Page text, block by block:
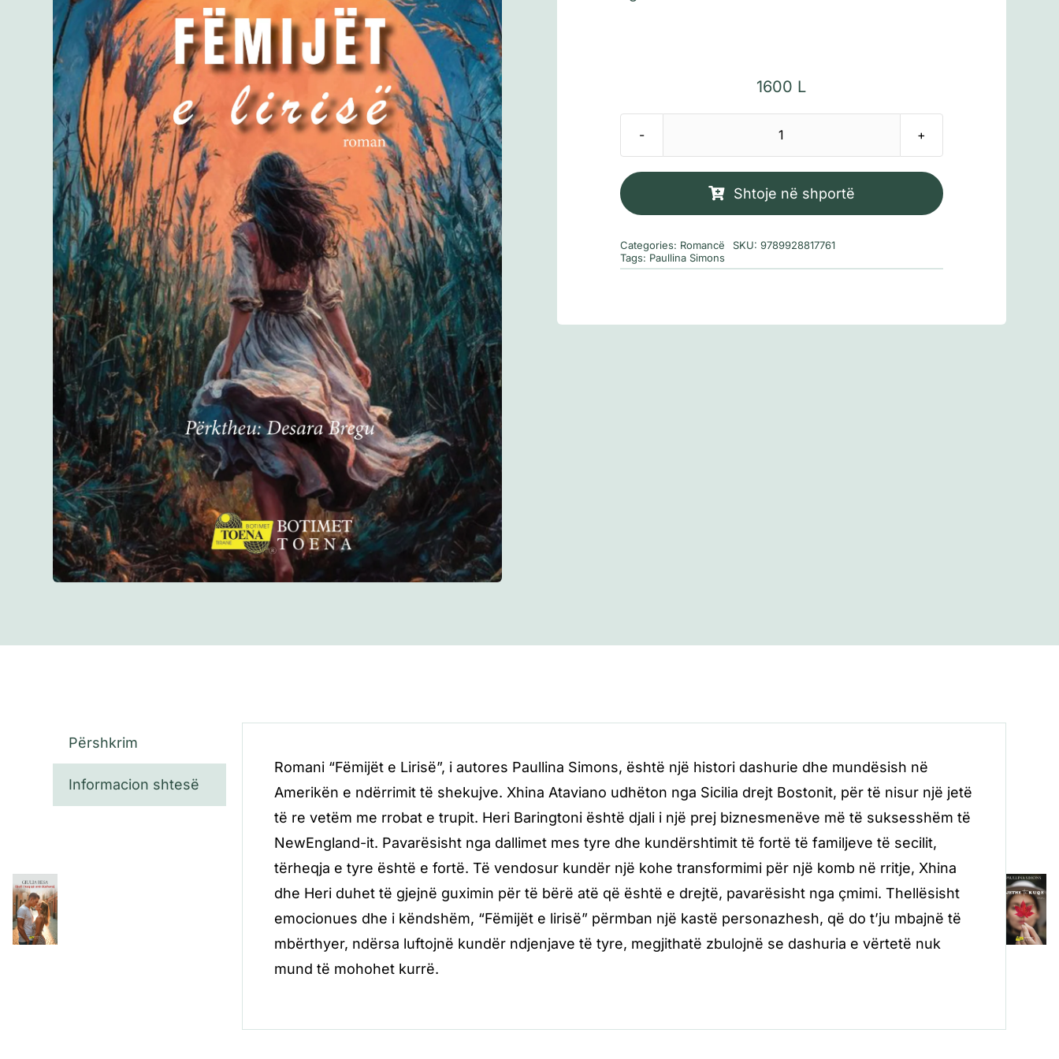
1600 L
Sasi
e
Shtoje në shportë
Categories: Romancë SKU: 9789928817761
Tags: Paullina Simons
Përshkrim
Informacion shtesë
Romani “Fëmijët e Lirisë”, i autores Paullina Simons, është një histori dashurie dhe mundësish në
Amerikën e ndërrimit të shekujve. Xhina Ataviano udhëton nga Sicilia drejt Bostonit, për të nisur një jetë
të re vetëm me rrobat e trupit. Heri Baringtoni është djali i një prej biznesmenëve më të suksesshëm të
NewEngland-it. Pavarësisht nga dallimet mes tyre dhe kundërshtimit të fortë të familjeve të secilit,
tërheqja e tyre është e fortë. Të vendosur kundër një kohe transformimi për një komb në rritje, Xhina
dhe Heri duhet të gjejnë guximin për të bërë atë që është e drejtë, pavarësisht nga çmimi. Thellësisht
emocionues dhe i këndshëm, “Fëmijët e lirisë” përmban një kastë personazhesh, që do t’ju mbajnë të
mbërthyer, ndërsa luftojnë kundër ndjenjave të tyre, megjithatë zbulojnë se dashuria e vërtetë nuk
mund të mohohet kurrë.